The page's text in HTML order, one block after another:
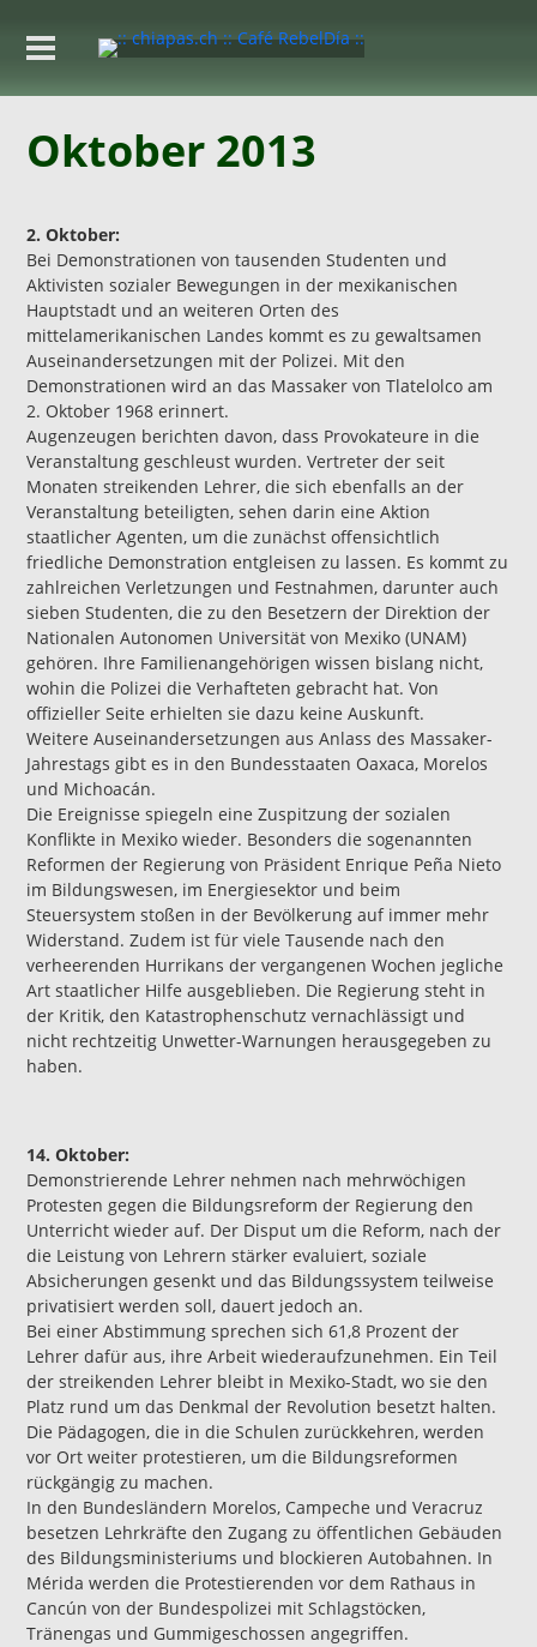
Oktober 2013
2. Oktober:
Bei Demonstrationen von tausenden Studenten und
Aktivisten sozialer Bewegungen in der mexikanischen
Hauptstadt und an weiteren Orten des
mittelamerikanischen Landes kommt es zu gewaltsamen
Auseinandersetzungen mit der Polizei. Mit den
Demonstrationen wird an das Massaker von Tlatelolco am
2. Oktober 1968 erinnert.
Augenzeugen berichten davon, dass Provokateure in die
Veranstaltung geschleust wurden. Vertreter der seit
Monaten streikenden Lehrer, die sich ebenfalls an der
Veranstaltung beteiligten, sehen darin eine Aktion
staatlicher Agenten, um die zunächst offensichtlich
friedliche Demonstration entgleisen zu lassen. Es kommt zu
zahlreichen Verletzungen und Festnahmen, darunter auch
sieben Studenten, die zu den Besetzern der Direktion der
Nationalen Autonomen Universität von Mexiko (UNAM)
gehören. Ihre Familienangehörigen wissen bislang nicht,
wohin die Polizei die Verhafteten gebracht hat. Von
offizieller Seite erhielten sie dazu keine Auskunft.
Weitere Auseinandersetzungen aus Anlass des Massaker-
Jahrestags gibt es in den Bundesstaaten Oaxaca, Morelos
und Michoacán.
Die Ereignisse spiegeln eine Zuspitzung der sozialen
Konflikte in Mexiko wieder. Besonders die sogenannten
Reformen der Regierung von Präsident Enrique Peña Nieto
im Bildungswesen, im Energiesektor und beim
Steuersystem stoßen in der Bevölkerung auf immer mehr
Widerstand. Zudem ist für viele Tausende nach den
verheerenden Hurrikans der vergangenen Wochen jegliche
Art staatlicher Hilfe ausgeblieben. Die Regierung steht in
der Kritik, den Katastrophenschutz vernachlässigt und
nicht rechtzeitig Unwetter-Warnungen herausgegeben zu
haben.
14. Oktober:
Demonstrierende Lehrer nehmen nach mehrwöchigen
Protesten gegen die Bildungsreform der Regierung den
Unterricht wieder auf. Der Disput um die Reform, nach der
die Leistung von Lehrern stärker evaluiert, soziale
Absicherungen gesenkt und das Bildungssystem teilweise
privatisiert werden soll, dauert jedoch an.
Bei einer Abstimmung sprechen sich 61,8 Prozent der
Lehrer dafür aus, ihre Arbeit wiederaufzunehmen. Ein Teil
der streikenden Lehrer bleibt in Mexiko-Stadt, wo sie den
Platz rund um das Denkmal der Revolution besetzt halten.
Die Pädagogen, die in die Schulen zurückkehren, werden
vor Ort weiter protestieren, um die Bildungsreformen
rückgängig zu machen.
In den Bundesländern Morelos, Campeche und Veracruz
besetzen Lehrkräfte den Zugang zu öffentlichen Gebäuden
des Bildungsministeriums und blockieren Autobahnen. In
Mérida werden die Protestierenden vor dem Rathaus in
Cancún von der Bundespolizei mit Schlagstöcken,
Tränengas und Gummigeschossen angegriffen.